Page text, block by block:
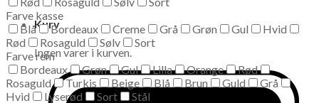
Kurv
Ingen varer i kurven.
Farve kasse
Blå
Bordeaux Creme Grå Grøn Gul
Hvid
Rød
Rosaguld Sølv
Sort
Farve rem
Bordeaux
Grøn Gul Lilla Orange
Rød
Rosaguld
Turkis Beige Blå Brun Guld
Grå
Hvid
Lyserød Sort
Stål